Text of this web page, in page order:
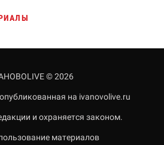
© 2026
на ivanovolive.ru
и охраняется законом.
материалов